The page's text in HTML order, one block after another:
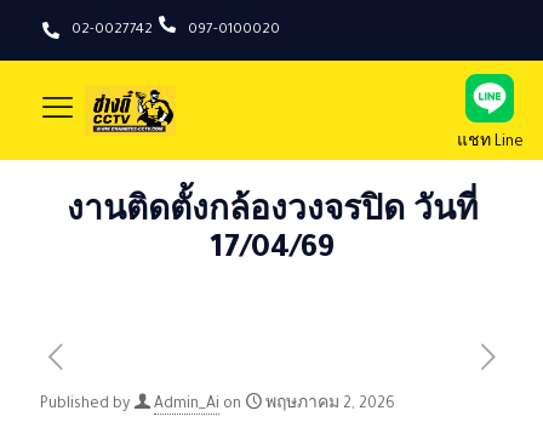
02-0027742 097-0100020
แชท Line
งานติดตั้งกล้องวงจรปิด วันที่
17/04/69
Published by Admin_Ai on พฤษภาคม 2, 2026